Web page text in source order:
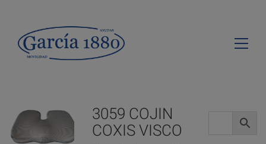
3059 COJIN
COXIS VISCO